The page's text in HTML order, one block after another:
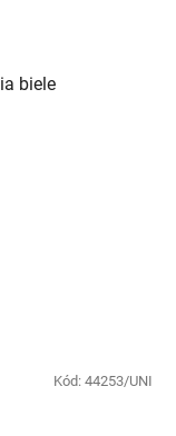
biele
Kód: 44253/UNI